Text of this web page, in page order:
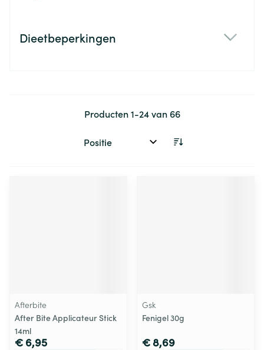
Dieetbeperkingen
Producten1-24van66
Sorteer op:
Afterbite
After Bite Applicateur Stick
14ml
€ 6,95
Gsk
Fenigel 30g
€ 8,69